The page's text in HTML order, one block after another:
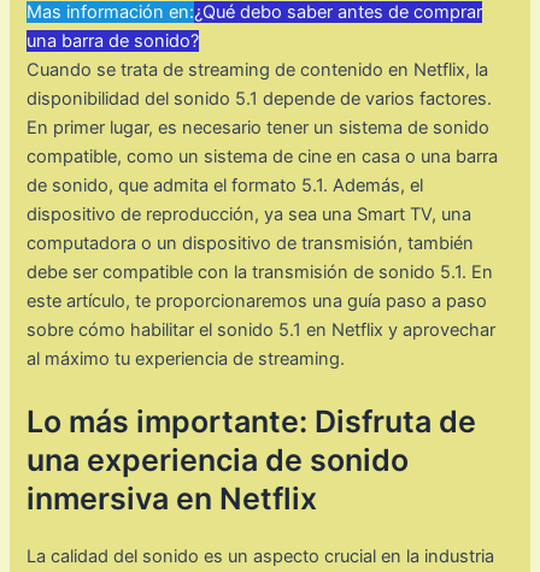
Mas información en:¿Qué debo saber antes de comprar
una barra de sonido?
Cuando se trata de streaming de contenido en Netflix, la
disponibilidad del sonido 5.1 depende de varios factores.
En primer lugar, es necesario tener un sistema de sonido
compatible, como un sistema de cine en casa o una barra
de sonido, que admita el formato 5.1. Además, el
dispositivo de reproducción, ya sea una Smart TV, una
computadora o un dispositivo de transmisión, también
debe ser compatible con la transmisión de sonido 5.1. En
este artículo, te proporcionaremos una guía paso a paso
sobre cómo habilitar el sonido 5.1 en Netflix y aprovechar
al máximo tu experiencia de streaming.
Lo más importante: Disfruta de
una experiencia de sonido
inmersiva en Netflix
La calidad del sonido es un aspecto crucial en la industria